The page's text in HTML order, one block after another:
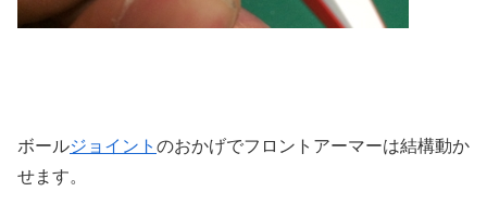
ボールジョイント のおかげでフロントアーマーは結構動か
せます。